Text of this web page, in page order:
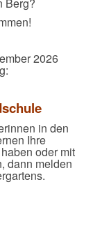
2026
in den
Ihre
oder mit
dann melden